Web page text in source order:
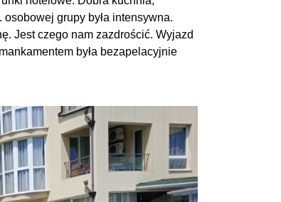
grupy była intensywna.
Jest czego nam zazdrościć. Wyjazd
była bezapelacyjnie